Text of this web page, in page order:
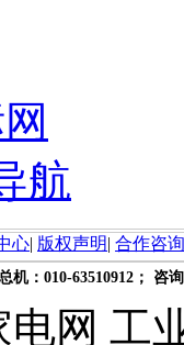
航
心| 版权声明| 合作咨询
机：010-63510912； 咨
网 工